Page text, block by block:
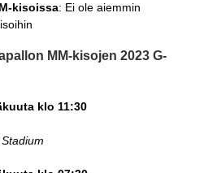
kisoissa: Ei ole aiemmin
MM-kisojen 2023 G-
klo 11:30